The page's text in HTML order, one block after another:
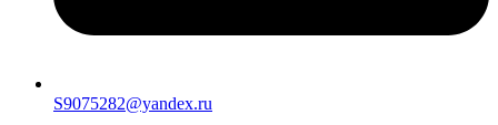
S9075282@yandex.ru